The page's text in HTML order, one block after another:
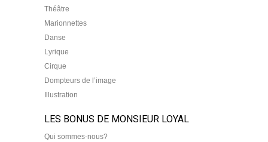
Théâtre
Marionnettes
Danse
Lyrique
Cirque
Dompteurs de l’image
Illustration
LES BONUS DE MONSIEUR LOYAL
Qui sommes-nous?